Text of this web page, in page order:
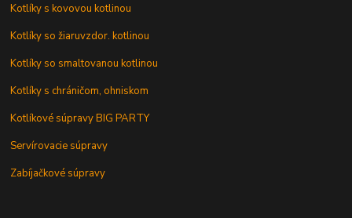
Kotlíky s kovovou kotlinou
Kotlíky so žiaruvzdor. kotlinou
Kotlíky so smaltovanou kotlinou
Kotlíky s chráničom, ohniskom
Kotlíkové súpravy BIG PARTY
Servírovacie súpravy
Zabíjačkové súpravy